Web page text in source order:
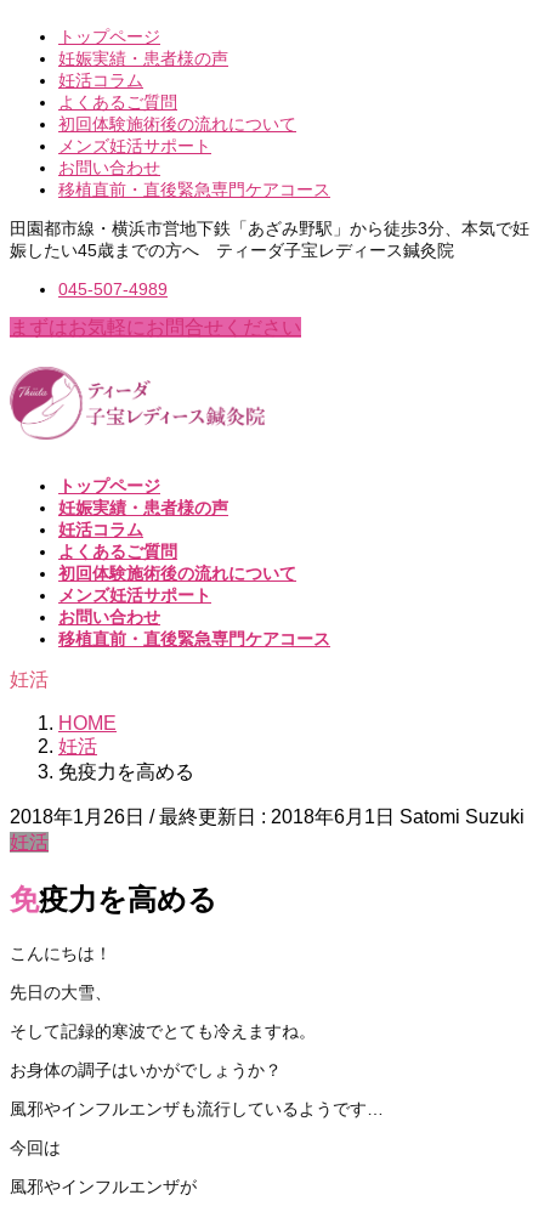
トップページ
妊娠実績・患者様の声
妊活コラム
よくあるご質問
初回体験施術後の流れについて
メンズ妊活サポート
お問い合わせ
移植直前・直後緊急専門ケアコース
田園都市線・横浜市営地下鉄「あざみ野駅」から徒歩3分、本気で妊
娠したい45歳までの方へ ティーダ子宝レディース鍼灸院
045-507-4989
まずはお気軽にお問合せください
トップページ
妊娠実績・患者様の声
妊活コラム
よくあるご質問
初回体験施術後の流れについて
メンズ妊活サポート
お問い合わせ
移植直前・直後緊急専門ケアコース
妊活
HOME
妊活
免疫力を高める
2018年1月26日 / 最終更新日 : 2018年6月1日 Satomi Suzuki
妊活
免疫力を高める
こんにちは！
先日の大雪、
そして記録的寒波でとても冷えますね。
お身体の調子はいかがでしょうか？
風邪やインフルエンザも流行しているようです…
今回は
風邪やインフルエンザが